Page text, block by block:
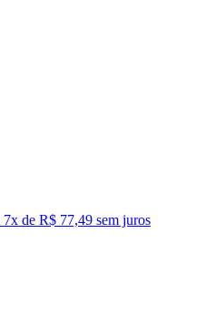
7x de R$ 77,49 sem juros